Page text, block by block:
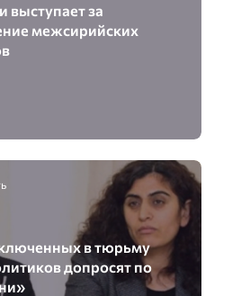
за
межсирийских
в тюрьму
допросят по